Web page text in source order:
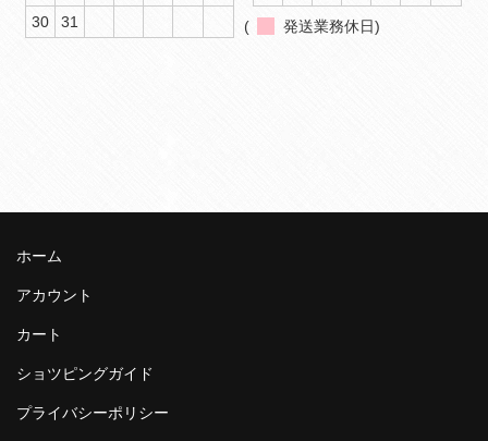
30
31 ( 発送業務休日)
ホーム
アカウント
カート
ショツピングガイド
プライバシーポリシー